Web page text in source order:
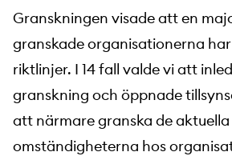
Granskningen visade att en
granskade organisationerna
riktlinjer. I 14 fall valde vi att
granskning och öppnade
att närmare granska de aktuella
omständigheterna hos